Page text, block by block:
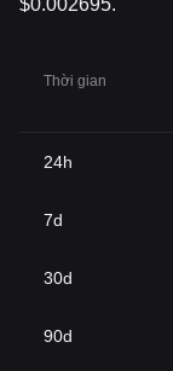
$0.002695.
Thời gian
24h
7d
30d
90d